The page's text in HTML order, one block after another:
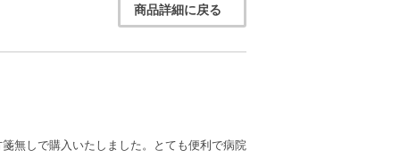
商品詳細に戻る
無しで購入いたしました。とても便利で病院